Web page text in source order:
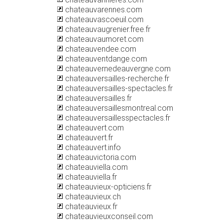
chateauvarennes.com
chateauvascoeuil.com
chateauvaugrenier.free.fr
chateauvaumoret.com
chateauvendee.com
chateauventdange.com
chateauvernedeauvergne.com
chateauversailles-recherche.fr
chateauversailles-spectacles.fr
chateauversailles.fr
chateauversaillesmontreal.com
chateauversaillesspectacles.fr
chateauvert.com
chateauvert.fr
chateauvert.info
chateauvictoria.com
chateauviella.com
chateauviella.fr
chateauvieux-opticiens.fr
chateauvieux.ch
chateauvieux.fr
chateauvieuxconseil.com